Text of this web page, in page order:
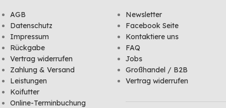
AGB
Datenschutz
Impressum
Rückgabe
Vertrag widerrufen
Zahlung & Versand
Leistungen
Koifutter
Online-Terminbuchung
Newsletter
Facebook Seite
Kontaktiere uns
FAQ
Jobs
Großhandel / B2B
Vertrag widerrufen